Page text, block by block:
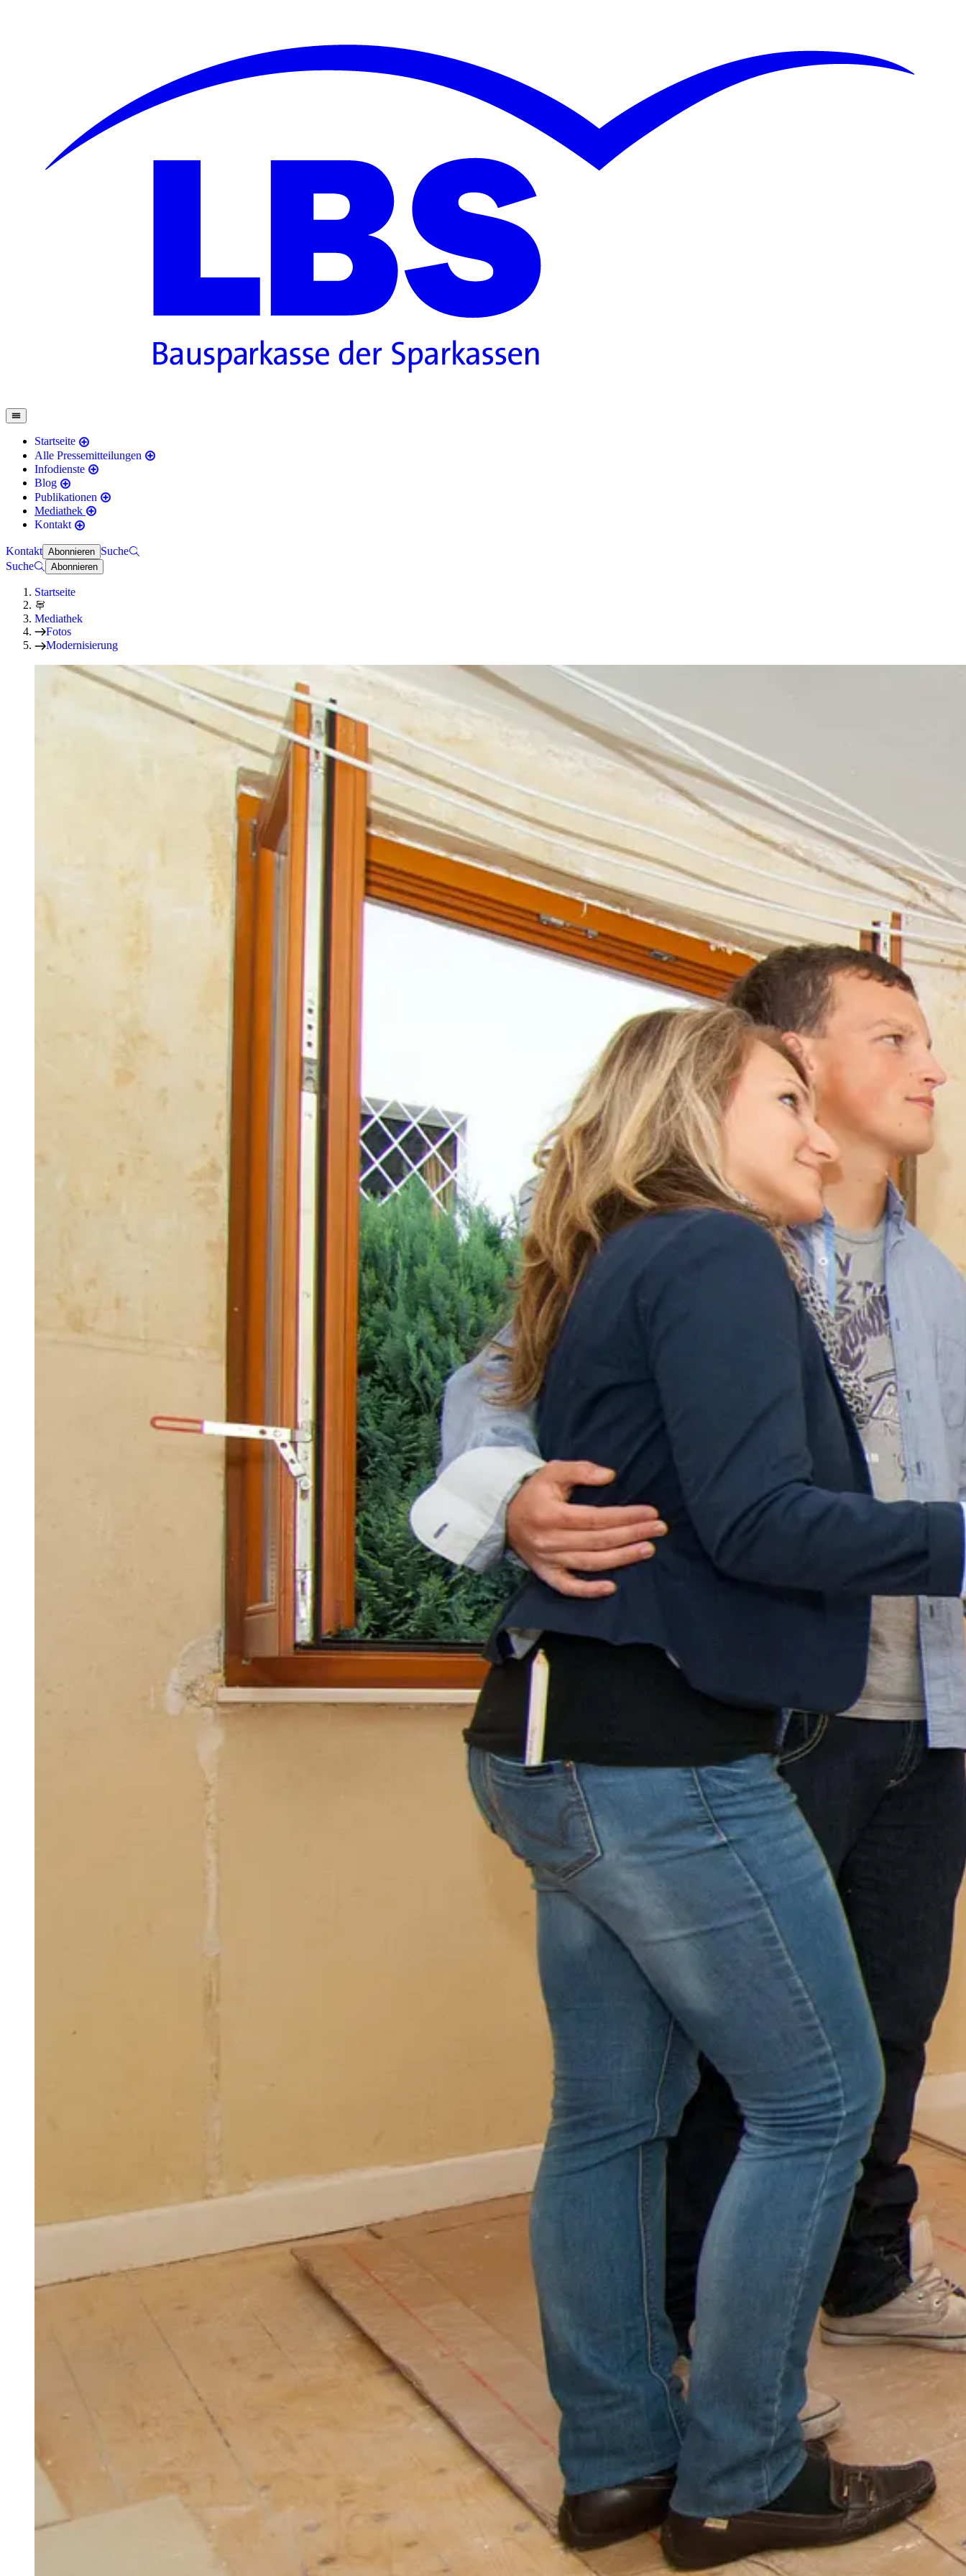
Startseite
Alle Pressemitteilungen
Infodienste
Blog
Publikationen
Mediathek
Kontakt
Kontakt Abonnieren Suche
Suche
Abonnieren
Startseite
Mediathek
Fotos
Modernisierung